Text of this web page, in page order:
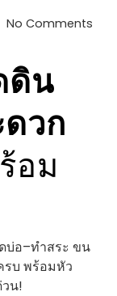
No Comments
ดิน
วก
อม
บ่อ–ทำสระ ขน
รบ พร้อมหัว
น!